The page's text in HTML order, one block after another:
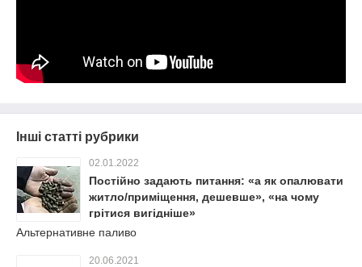
Інші статті рубрики
02.01.2022
Постійно задають питання: «а як опалювати
житло/приміщення, дешевше», «на чому
грітися вигідніше»
Альтернативне паливо
20.06.2021